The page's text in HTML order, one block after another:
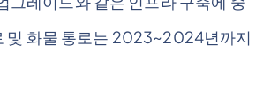
및 화물 통로는 2023~2024년까지